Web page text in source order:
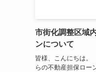
市街化調整区域
ンについて
皆様、こんにちは
らの不動産担保ロー